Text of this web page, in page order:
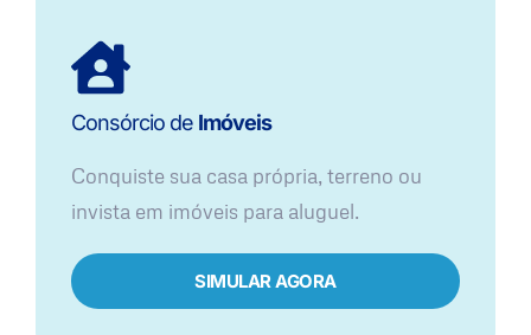
Consórcio de Imóveis
Conquiste sua casa própria, terreno ou
invista em imóveis para aluguel.
SIMULAR AGORA​